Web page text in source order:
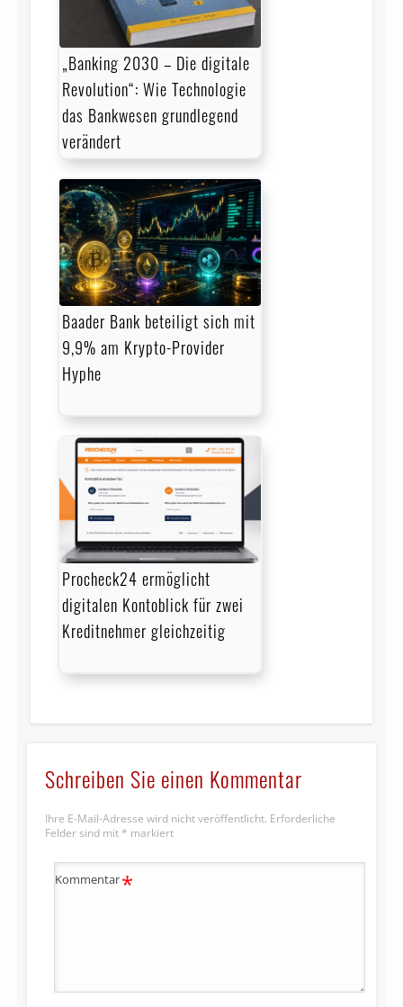
„Banking 2030 – Die digitale
Revolution“: Wie Technologie
das Bankwesen grundlegend
verändert
Baader Bank beteiligt sich mit
9,9% am Krypto-Provider
Hyphe
Procheck24 ermöglicht
digitalen Kontoblick für zwei
Kreditnehmer gleichzeitig
Schreiben Sie einen Kommentar
Ihre E-Mail-Adresse wird nicht veröffentlicht. Erforderliche
Felder sind mit * markiert
Kommentar*